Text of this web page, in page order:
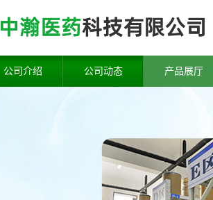
公司介绍 公司动态 产品展厅